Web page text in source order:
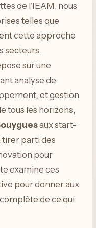
de l’IEAM, nous
telles que
cette approche
secteurs.
sur une
analyse de
et gestion
tous les horizons,
aux start-
parti des
pour
examine ces
pour donner aux
de ce qui